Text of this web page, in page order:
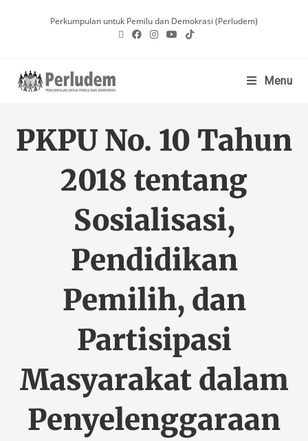
Perkumpulan untuk Pemilu dan Demokrasi (Perludem)
Menu
PKPU No. 10 Tahun
2018 tentang
Sosialisasi,
Pendidikan
Pemilih, dan
Partisipasi
Masyarakat dalam
Penyelenggaraan